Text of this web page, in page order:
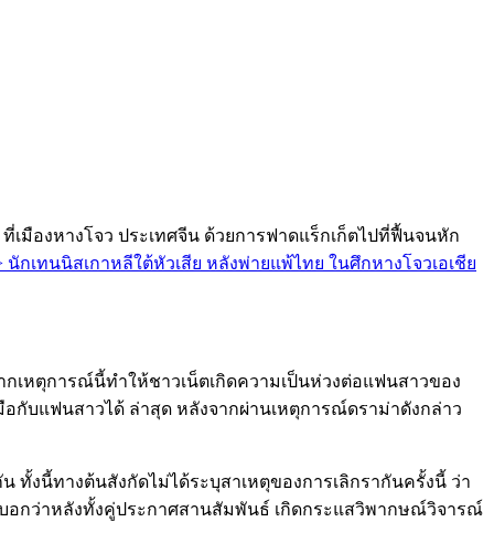
มืองหางโจว ประเทศจีน ด้วยการฟาดแร็กเก็ตไปที่ฟื้นจนหัก
นักเทนนิสเกาหลีใต้หัวเสีย หลังพ่ายแพ้ไทย ในศึกหางโจวเอเชีย
หตุการณ์นี้ทำให้ชาวเน็ตเกิดความเป็นห่วงต่อแฟนสาวของ
อกับแฟนสาวได้ ล่าสุด หลังจากผ่านเหตุการณ์ดราม่าดังกล่าว
ทั้งนี้ทางต้นสังกัดไม่ได้ระบุสาเหตุของการเลิกรากันครั้งนี้ ว่า
อกว่าหลังทั้งคู่ประกาศสานสัมพันธ์ เกิดกระแสวิพากษณ์วิจารณ์